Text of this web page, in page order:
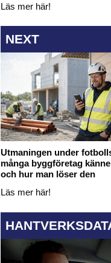
Läs mer här!
NEXT
Utmaningen under
många byggföretag
och hur man löser den
Läs mer här!